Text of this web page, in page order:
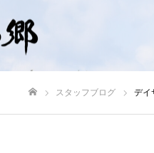
スタッフブログ デイ